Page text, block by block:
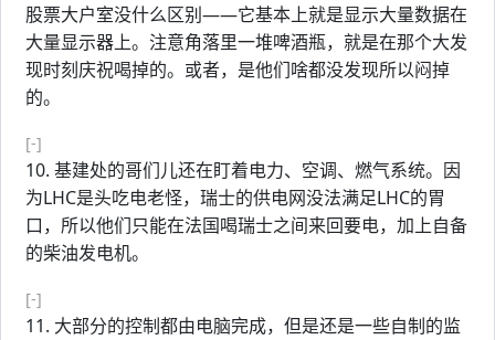
股票大户室没什么区别——它基本上就是显示大量数据在
大量显示器上。注意角落里一堆啤酒瓶，就是在那个大发
现时刻庆祝喝掉的。或者，是他们啥都没发现所以闷掉
的。
[-]
10. 基建处的哥们儿还在盯着电力、空调、燃气系统。因
为LHC是头吃电老怪，瑞士的供电网没法满足LHC的胃
口，所以他们只能在法国喝瑞士之间来回要电，加上自备
的柴油发电机。
[-]
11. 大部分的控制都由电脑完成，但是还是一些自制的监